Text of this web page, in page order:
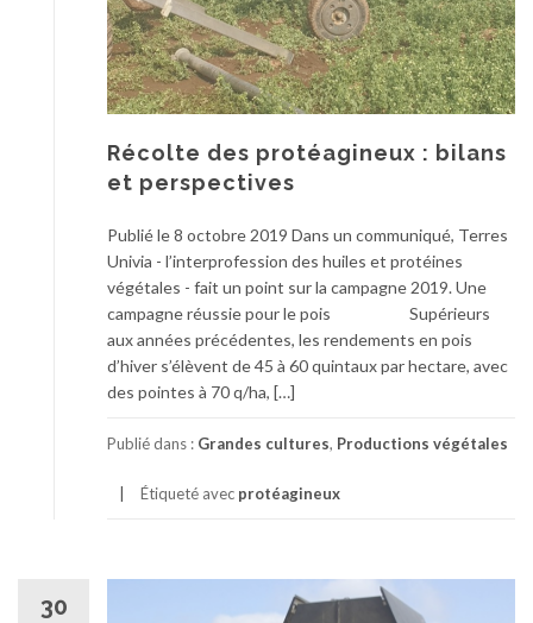
Récolte des protéagineux : bilans
et perspectives
Publié le 8 octobre 2019 Dans un communiqué, Terres
Univia - l’interprofession des huiles et protéines
végétales - fait un point sur la campagne 2019. Une
campagne réussie pour le pois Supérieurs
aux années précédentes, les rendements en pois
d’hiver s’élèvent de 45 à 60 quintaux par hectare, avec
des pointes à 70 q/ha, […]
Publié dans : Grandes cultures, Productions végétales
Étiqueté avec protéagineux
30